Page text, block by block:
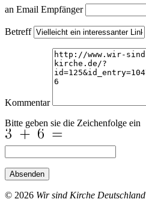
an Email Empfänger
Betreff
Kommentar
Bitte geben sie die Zeichenfolge ein
Absenden
© 2026 Wir sind Kirche Deutschland